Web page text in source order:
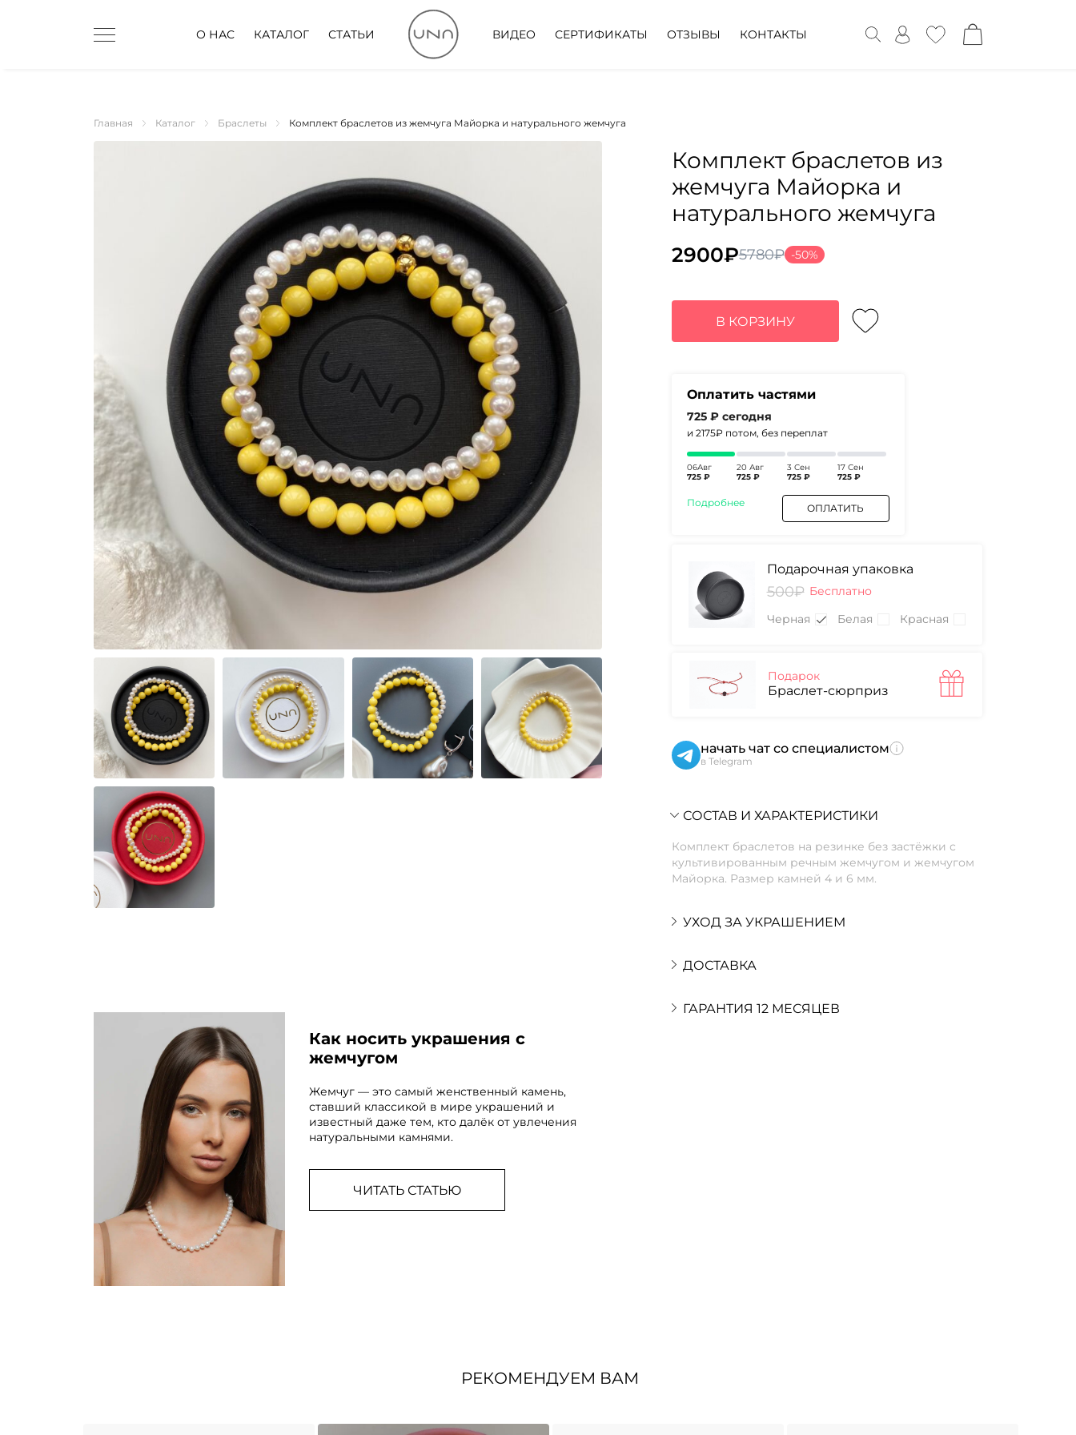
О НАС КАТАЛОГ СТАТЬИ ВИДЕО СЕРТИФИКАТЫ ОТЗЫВЫ КОНТАКТЫ
Главная Каталог Браслеты Комплект браслетов из жемчуга Майорка и натурального жемчуга
Как носить украшения с
жемчугом
Жемчуг — это самый женственный камень,
ставший классикой в мире украшений и
известный даже тем, кто далёк от увлечения
натуральными камнями.
ЧИТАТЬ СТАТЬЮ
Комплект браслетов из
жемчуга Майорка и
натурального жемчуга
5780₽
Первоначальная
составляла
5780₽.
2900₽
Текущая
2900₽.
-50%
В КОРЗИНУ
Оплатить частями
725 ₽ сегодня
и 2175₽ потом, без переплат
06Авг
725 ₽
20 Авг
725 ₽
3 Сен
725 ₽
17 Сен
725 ₽
Подробнее ОПЛАТИТЬ
Подарочная упаковка
500₽ Бесплатно
Черная
Белая Красная
Подарок
Браслет-сюрприз
начать чат со специалистом
в Telegram
СОСТАВ И ХАРАКТЕРИСТИКИ
Комплект браслетов на резинке без застёжки с
культивированным речным жемчугом и жемчугом
Майорка. Размер камней 4 и 6 мм.
УХОД ЗА УКРАШЕНИЕМ
ДОСТАВКА
ГАРАНТИЯ 12 МЕСЯЦЕВ
РЕКОМЕНДУЕМ ВАМ